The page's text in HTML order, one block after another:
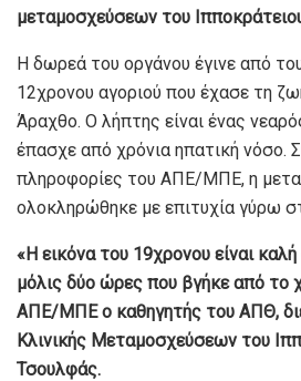
μεταμοσχεύσεων του
Η δωρεά του οργάνου έγινε από
12χρονου αγοριού που έχασε τη
Άραχθο. Ο λήπτης είναι ένας
έπασχε από χρόνια ηπατική νόσο.
πληροφορίες του ΑΠΕ/ΜΠΕ, η
ολοκληρώθηκε με επιτυχία γύρω
«Η εικόνα του 19χρονου είναι
μόλις δύο ώρες που βγήκε από το
ΑΠΕ/ΜΠΕ ο καθηγητής του ΑΠΘ,
Κλινικής Μεταμοσχεύσεων του
Τσουλφάς.